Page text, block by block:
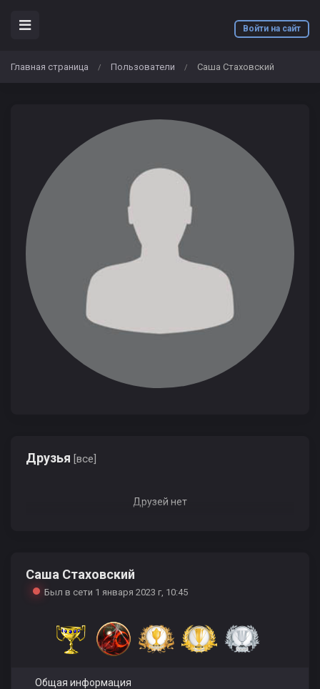
Войти на сайт
Главная страница / Пользователи / Саша Стаховский
Друзья [все]
Друзей нет
Саша Стаховский
Был в сети 1 января 2023 г, 10:45
Общая информация